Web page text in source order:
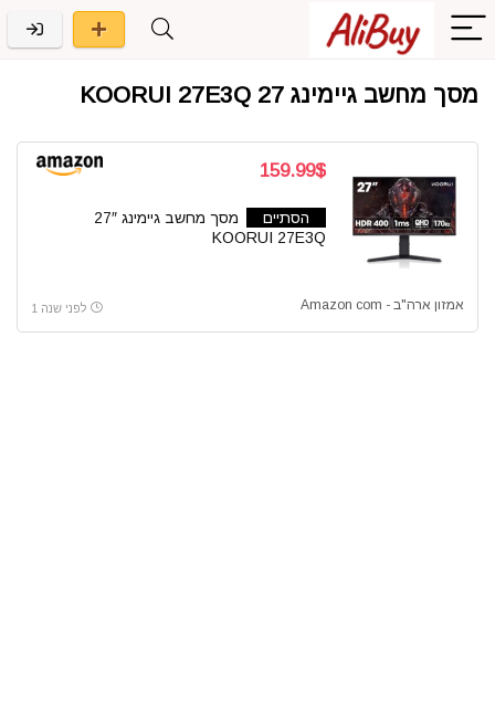
מסך מחשב גיימינג 27 KOORUI 27E3Q
159.99$
הסתיים
מסך מחשב גיימינג 27″
KOORUI 27E3Q
אמזון ארה"ב - Amazon com לפני שנה 1